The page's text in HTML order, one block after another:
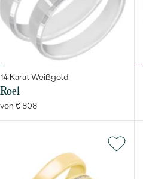
14 Karat Weißgold
Roel
von € 808